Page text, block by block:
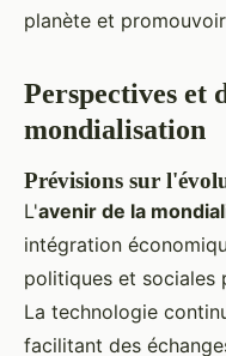
planète et
Perspectives et
mondialisation
Prévisions sur
L'avenir de la
intégration
politiques et sociales
La technologie
facilitant des